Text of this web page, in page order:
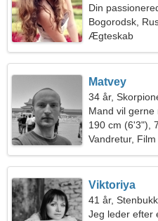
Din
Bogorodsk,
Ægteskab
Matvey
34 år,
Mand vil
190 cm (6'3"),
Vandretur, Film
Viktoriya
41 år,
Jeg leder efter